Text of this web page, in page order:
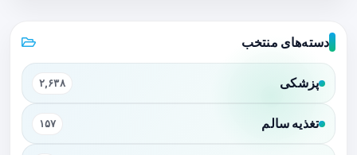
دسته‌های منتخب
پزشکی ۲,۶۳۸
تغذیه سالم ۱۵۷